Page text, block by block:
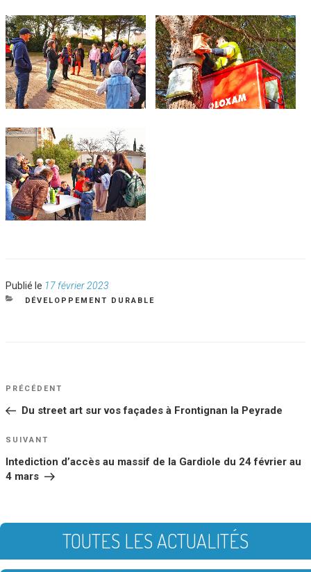
Publié le Publié
le
17 février 2023
CATÉGORIES
DÉVELOPPEMENT DURABLE
NAVIGATION
DE
Article
PRÉCÉDENT
Du street art sur vos façades à Frontignan la Peyrade
Article
SUIVANT
Intediction d’accès au massif de la Gardiole du 24 février au
4 mars
TOUTES LES ACTUALITÉS